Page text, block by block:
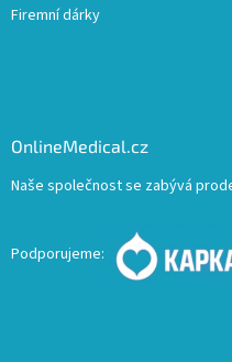
Firemní dárky
OnlineMedical.cz
Naše společnost se zabývá
Podporujeme: